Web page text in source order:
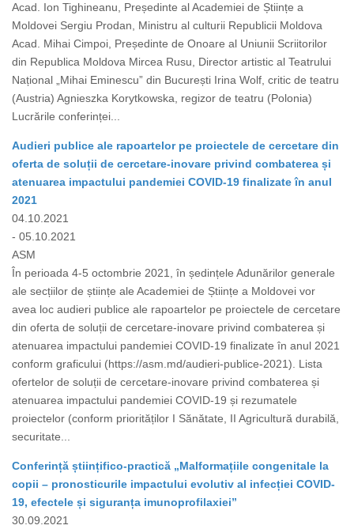
Acad. Ion Tighineanu, Președinte al Academiei de Științe a
Moldovei Sergiu Prodan, Ministru al culturii Republicii Moldova
Acad. Mihai Cimpoi, Președinte de Onoare al Uniunii Scriitorilor
din Republica Moldova Mircea Rusu, Director artistic al Teatrului
Național „Mihai Eminescu” din București Irina Wolf, critic de teatru
(Austria) Agnieszka Korytkowska, regizor de teatru (Polonia)
Lucrările conferinței...
Audieri publice ale rapoartelor pe proiectele de cercetare din
oferta de soluții de cercetare-inovare privind combaterea și
atenuarea impactului pandemiei COVID-19 finalizate în anul
2021
04.10.2021
- 05.10.2021
ASM
În perioada 4-5 octombrie 2021, în ședințele Adunărilor generale
ale secțiilor de științe ale Academiei de Științe a Moldovei vor
avea loc audieri publice ale rapoartelor pe proiectele de cercetare
din oferta de soluții de cercetare-inovare privind combaterea și
atenuarea impactului pandemiei COVID-19 finalizate în anul 2021
conform graficului (https://asm.md/audieri-publice-2021). Lista
ofertelor de soluții de cercetare-inovare privind combaterea și
atenuarea impactului pandemiei COVID-19 și rezumatele
proiectelor (conform priorităților I Sănătate, II Agricultură durabilă,
securitate...
Conferință științifico-practică „Malformațiile congenitale la
copii – pronosticurile impactului evolutiv al infecției COVID-
19, efectele și siguranța imunoprofilaxiei”
30.09.2021